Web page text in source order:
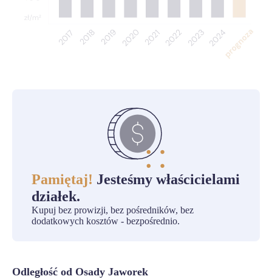
Pamiętaj! Jesteśmy właścicielami
działek.
Kupuj bez prowizji, bez pośredników, bez
dodatkowych kosztów - bezpośrednio.
Odległość od Osady Jaworek